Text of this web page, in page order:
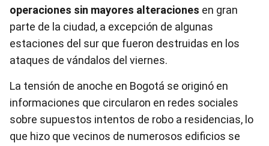
operaciones sin mayores alteraciones en gran
parte de la ciudad, a excepción de algunas
estaciones del sur que fueron destruidas en los
ataques de vándalos del viernes.
La tensión de anoche en Bogotá se originó en
informaciones que circularon en redes sociales
sobre supuestos intentos de robo a residencias, lo
que hizo que vecinos de numerosos edificios se